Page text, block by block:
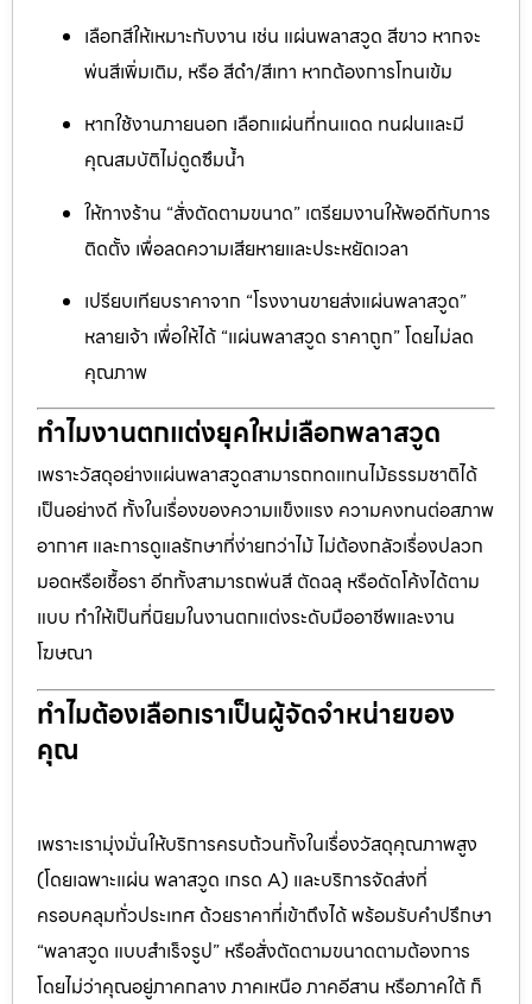
เลือกสีให้เหมาะกับงาน เช่น แผ่นพลาสวูด สีขาว หากจะ
พ่นสีเพิ่มเติม, หรือ สีดำ/สีเทา หากต้องการโทนเข้ม
หากใช้งานภายนอก เลือกแผ่นที่ทนแดด ทนฝนและมี
คุณสมบัติไม่ดูดซึมน้ำ
ให้ทางร้าน “สั่งตัดตามขนาด” เตรียมงานให้พอดีกับการ
ติดตั้ง เพื่อลดความเสียหายและประหยัดเวลา
เปรียบเทียบราคาจาก “โรงงานขายส่งแผ่นพลาสวูด”
หลายเจ้า เพื่อให้ได้ “แผ่นพลาสวูด ราคาถูก” โดยไม่ลด
คุณภาพ
ทำไมงานตกแต่งยุคใหม่เลือกพลาสวูด
เพราะวัสดุอย่างแผ่นพลาสวูดสามารถทดแทนไม้ธรรมชาติได้
เป็นอย่างดี ทั้งในเรื่องของความแข็งแรง ความคงทนต่อสภาพ
อากาศ และการดูแลรักษาที่ง่ายกว่าไม้ ไม่ต้องกลัวเรื่องปลวก
มอดหรือเชื้อรา อีกทั้งสามารถพ่นสี ตัดฉลุ หรือดัดโค้งได้ตาม
แบบ ทำให้เป็นที่นิยมในงานตกแต่งระดับมืออาชีพและงาน
โฆษณา
ทำไมต้องเลือกเราเป็นผู้จัดจำหน่ายของ
คุณ
เพราะเรามุ่งมั่นให้บริการครบถ้วนทั้งในเรื่องวัสดุคุณภาพสูง
(โดยเฉพาะแผ่น พลาสวูด เกรด A) และบริการจัดส่งที่
ครอบคลุมทั่วประเทศ ด้วยราคาที่เข้าถึงได้ พร้อมรับคำปรึกษา
“พลาสวูด แบบสำเร็จรูป” หรือสั่งตัดตามขนาดตามต้องการ
โดยไม่ว่าคุณอยู่ภาคกลาง ภาคเหนือ ภาคอีสาน หรือภาคใต้ ก็